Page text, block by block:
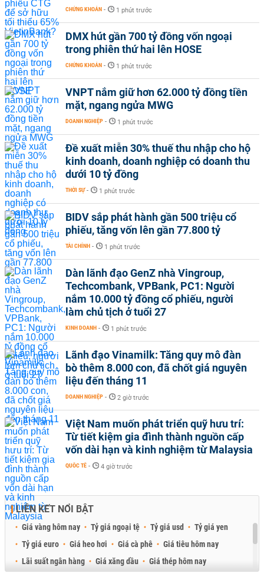
CHỨNG KHOÁN - 1 phút trước
DMX hút gần 700 tỷ đồng vốn ngoại
trong phiên thứ hai lên HOSE
CHỨNG KHOÁN - 1 phút trước
VNPT nắm giữ hơn 62.000 tỷ đồng tiền
mặt, ngang ngửa MWG
DOANH NGHIỆP - 1 phút trước
Đề xuất miễn 30% thuế thu nhập cho hộ
kinh doanh, doanh nghiệp có doanh thu
dưới 10 tỷ đồng
THỜI SỰ - 1 phút trước
BIDV sắp phát hành gần 500 triệu cổ
phiếu, tăng vốn lên gần 77.800 tỷ
TÀI CHÍNH - 1 phút trước
Dàn lãnh đạo GenZ nhà Vingroup,
Techcombank, VPBank, PC1: Người
nắm 10.000 tỷ đồng cổ phiếu, người
làm chủ tịch ở tuổi 27
KINH DOANH - 1 phút trước
Lãnh đạo Vinamilk: Tăng quy mô đàn
bò thêm 8.000 con, đã chốt giá nguyên
liệu đến tháng 11
DOANH NGHIỆP - 2 giờ trước
Việt Nam muốn phát triển quỹ hưu trí:
Từ tiết kiệm gia đình thành nguồn cấp
vốn dài hạn và kinh nghiệm từ Malaysia
QUỐC TẾ - 4 giờ trước
LIÊN KẾT NỔI BẬT
Giá vàng hôm nay Tỷ giá ngoại tệ Tỷ giá usd
Tỷ giá yen
Tỷ giá euro
Giá heo hơi Giá cà phê
Giá tiêu hôm nay
Lãi suất ngân hàng
Giá xăng dầu
Giá thép hôm nay